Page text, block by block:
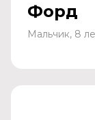
Форд
Мальчик, 8